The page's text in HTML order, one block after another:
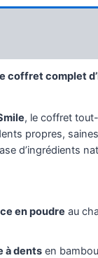
coffret complet
, le coffret
propres,
d’ingrédients
en poudre au
à dentsen